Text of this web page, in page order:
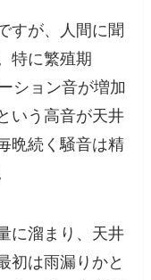
すが、人間に聞
特に繁殖期
ション音が増加
いう高音が天井
晩続く騒音は精
に溜まり、天井
初は雨漏りかと